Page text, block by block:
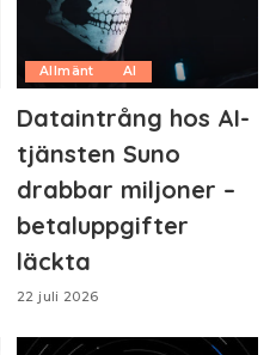
Allmänt AI
Dataintrång hos AI-
tjänsten Suno
drabbar miljoner –
betaluppgifter
läckta
22 juli 2026